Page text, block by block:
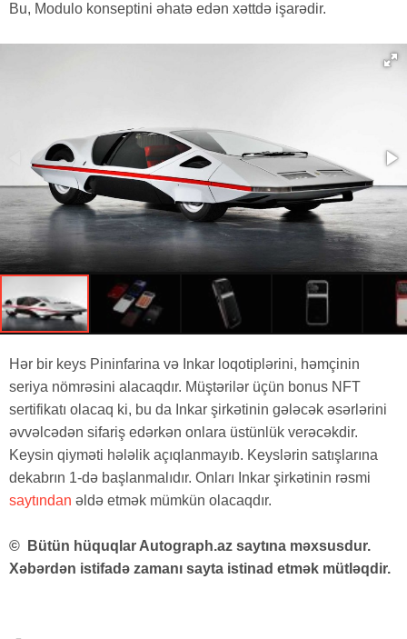
Bu, Modulo konseptini əhatə edən xəttdə işarədir.
Hər bir keys Pininfarina və Inkar loqotiplərini, həmçinin
seriya nömrəsini alacaqdır. Müştərilər üçün bonus NFT
sertifikatı olacaq ki, bu da Inkar şirkətinin gələcək əsərlərini
əvvəlcədən sifariş edərkən onlara üstünlük verəcəkdir.
Keysin qiyməti hələlik açıqlanmayıb. Keyslərin satışlarına
dekabrın 1-də başlanmalıdır. Onları Inkar şirkətinin rəsmi
saytından əldə etmək mümkün olacaqdır.
©
Bütün hüquqlar Autograph.az saytına məxsusdur.
Xəbərdən istifadə zamanı sayta istinad etmək mütləqdir.